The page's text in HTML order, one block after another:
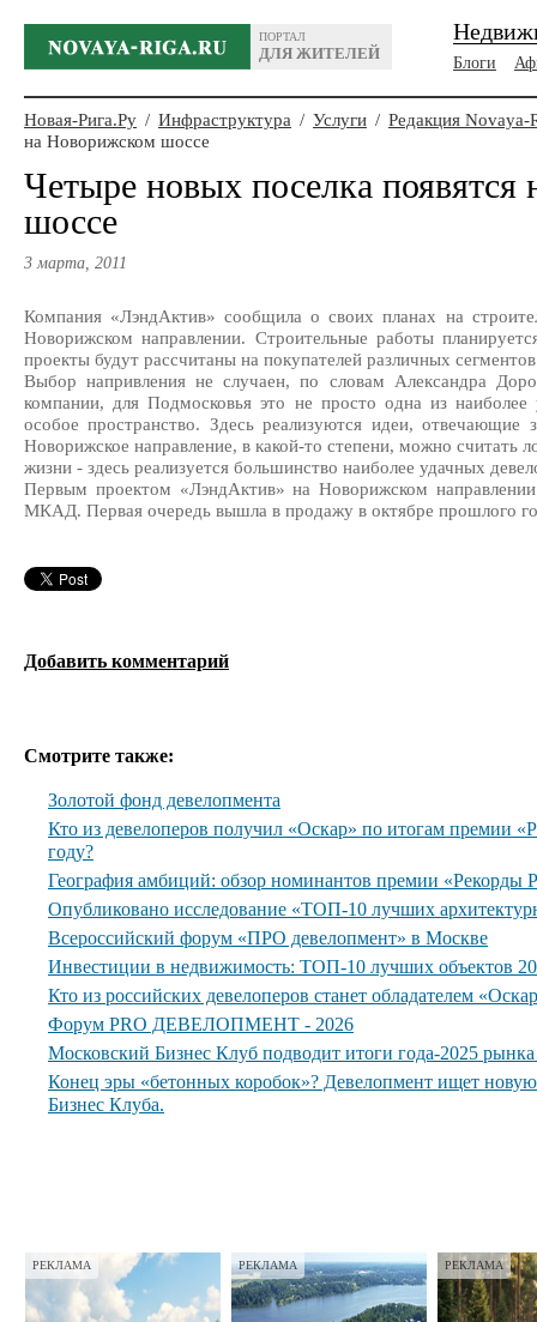
ПОРТАЛ
ДЛЯ ЖИТЕЛЕЙ
Блоги
Новая-Рига.Ру / Инфраструктура / Услуги / Редакция Novaya-
на Новорижском шоссе
Четыре новых поселка
шоссе
3 марта, 2011
Компания «ЛэндАктив» сообщила о своих планах на
Новорижском направлении. Строительные работы
проекты будут рассчитаны на покупателей различных
Выбор напривления не случаен, по словам Александра
компании, для Подмосковья это не просто одна из
особое пространство. Здесь реализуются идеи, отвечающие
Новорижское направление, в какой-то степени, можно считать
жизни - здесь реализуется большинство наиболее удачных
Первым проектом «ЛэндАктив» на Новорижском
МКАД. Первая очередь вышла в продажу в октябре прошлого
Добавить комментарий
Смотрите также:
Золотой фонд девелопмента
Кто из девелоперов получил «Оскар» по итогам премии
году?
География амбиций: обзор номинантов премии
Опубликовано исследование «ТОП-10 лучших
Всероссийский форум «ПРО девелопмент» в Москве
Инвестиции в недвижимость: ТОП-10 лучших объектов
Кто из российских девелоперов станет обладателем
Форум PRO ДЕВЕЛОПМЕНТ - 2026
Московский Бизнес Клуб подводит итоги года-2025
Конец эры «бетонных коробок»? Девелопмент ищет
Бизнес Клуба.
РЕКЛАМА РЕКЛАМА РЕКЛАМА